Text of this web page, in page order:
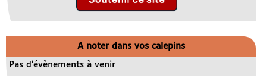
A noter dans vos calepins
Pas d’évènements à venir